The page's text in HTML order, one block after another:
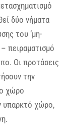
δύο νήματα
του ‘μη-
πειραματισμό
Οι προτάσεις
την
χώρο
υπαρκτό χώρο,